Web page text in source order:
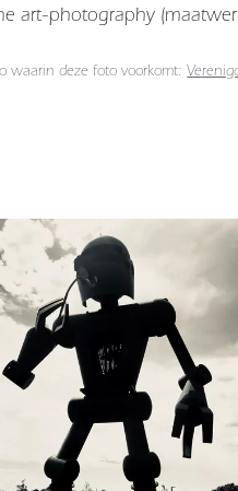
art-photography
waarin deze foto voorkomt: